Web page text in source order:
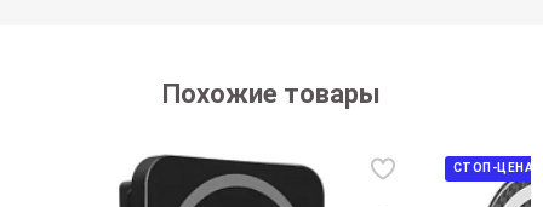
Похожие товары
СТОП-ЦЕНА